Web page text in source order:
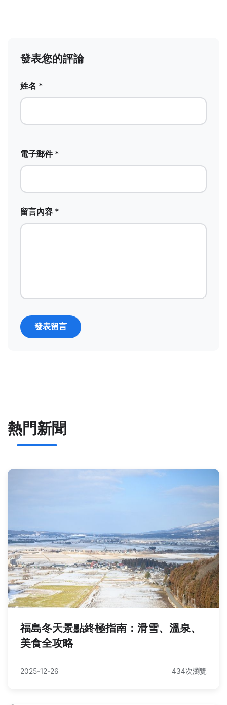
發表您的評論
姓名 *
電子郵件 *
留言內容 *
發表留言
熱門新聞
福島冬天景點終極指南：滑雪、溫泉、
美食全攻略
2025-12-26 434次瀏覽